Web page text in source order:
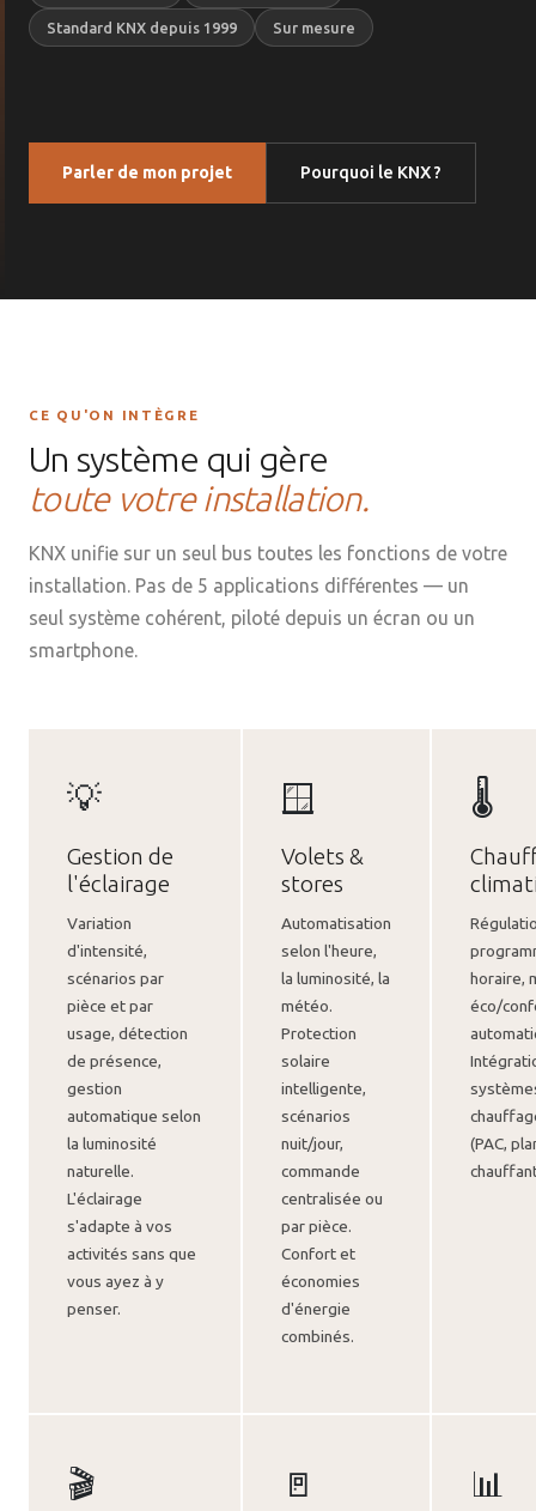
Standard KNX depuis 1999 Sur mesure
Parler de mon projet Pourquoi le KNX ?
CE QU'ON INTÈGRE
Un système qui gère
toute votre installation.
KNX unifie sur un seul bus toutes les fonctions de votre
installation. Pas de 5 applications différentes — un
seul système cohérent, piloté depuis un écran ou un
smartphone.
💡
Gestion de
l'éclairage
Variation
d'intensité,
scénarios par
pièce et par
usage, détection
de présence,
gestion
automatique selon
la luminosité
naturelle.
L'éclairage
s'adapte à vos
activités sans que
vous ayez à y
penser.
🪟
Volets &
stores
Automatisation
selon l'heure,
la luminosité, la
météo.
Protection
solaire
intelligente,
scénarios
nuit/jour,
commande
centralisée ou
par pièce.
Confort et
économies
d'énergie
combinés.
🌡️
horaire,
éco/
(PAC,
🎬 🚪 📊